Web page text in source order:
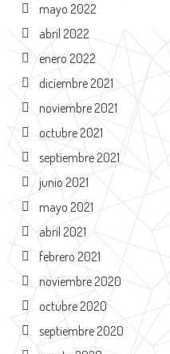
mayo 2022
abril 2022
enero 2022
diciembre 2021
noviembre 2021
octubre 2021
septiembre 2021
junio 2021
mayo 2021
abril 2021
febrero 2021
noviembre 2020
octubre 2020
septiembre 2020